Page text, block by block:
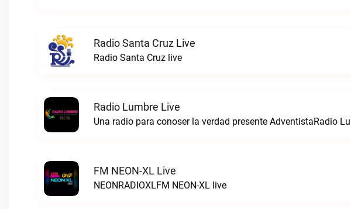
Radio Santa Cruz Live
Radio Santa Cruz live
Radio Lumbre Live
FM NEON-XL Live
NEONRADIOXLFM NEON-XL live